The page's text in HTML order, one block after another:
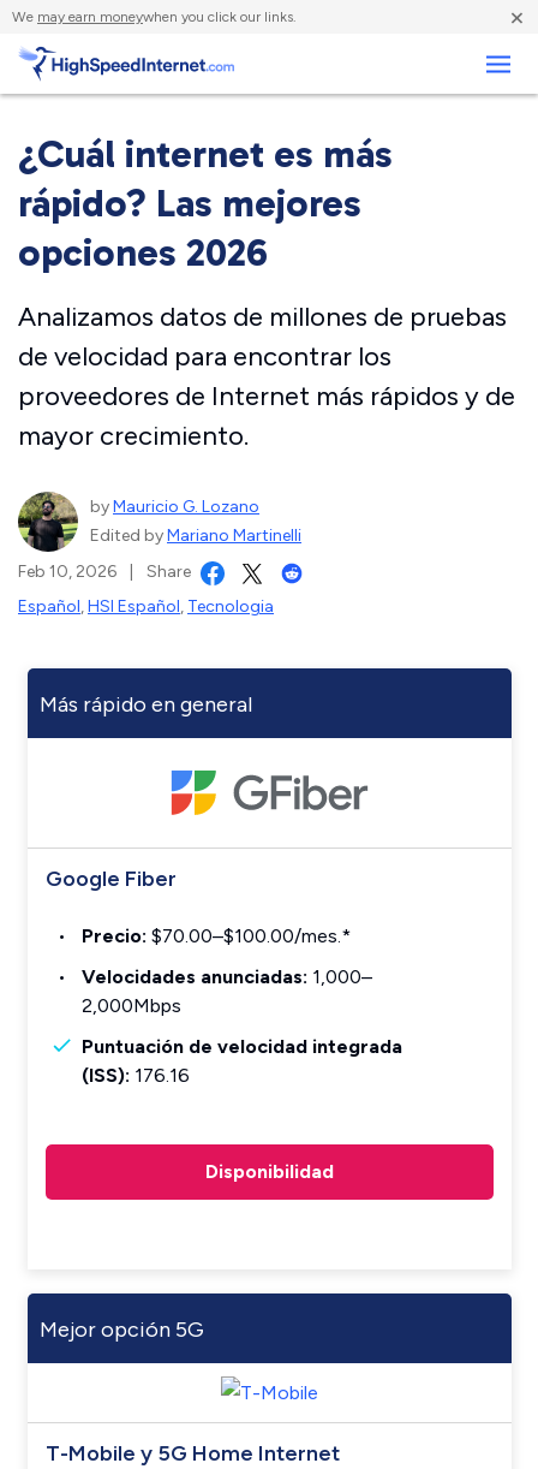
We may earn moneywhen you click our links. ×
¿Cuál internet es más
rápido? Las mejores
opciones 2026
Analizamos datos de millones de pruebas
de velocidad para encontrar los
proveedores de Internet más rápidos y de
mayor crecimiento.
byMauricio G. Lozano
Edited byMariano Martinelli
Feb 10, 2026
Share
Español,HSI Español, Tecnologia
Más rápido en general
Google Fiber
Precio: $70.00–$100.00/mes.*
Velocidades anunciadas: 1,000–
2,000Mbps
Puntuación de velocidad integrada
(ISS): 176.16
Disponibilidad
Mejor opción 5G
T-Mobile y 5G Home Internet